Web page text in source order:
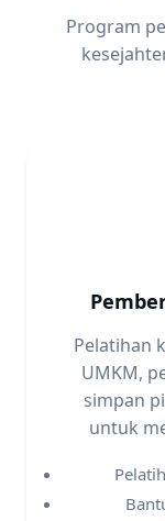
Program
Pelatihan
UMKM,
simpan
untuk